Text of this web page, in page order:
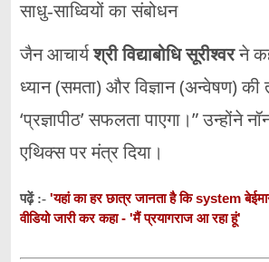
साधु‑साध्वियों का संबोधन
जैन आचार्यश्री विद्याबोधि सूरीश्वरने
ध्यान (समता) और विज्ञान (अन्वेषण) की
‘प्रज्ञापीठ’ सफलता पाएगा।” उन्होंने
एथिक्स पर मंत्र दिया।
पढ़ें :- 'यहां का हर छात्र जानता है कि system
वीडियो जारी कर कहा - 'मैं प्रयागराज आ रहा हूं'